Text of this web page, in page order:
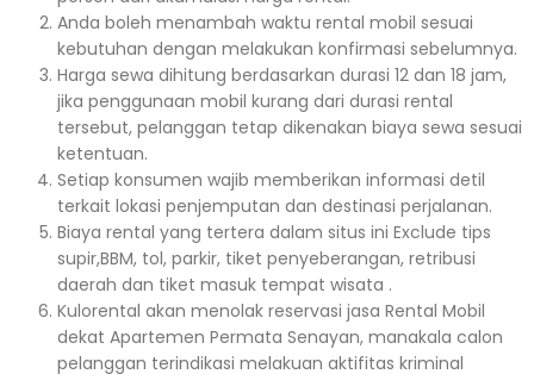
Anda boleh menambah waktu rental mobil sesuai
kebutuhan dengan melakukan konfirmasi sebelumnya.
Harga sewa dihitung berdasarkan durasi 12 dan 18 jam,
jika penggunaan mobil kurang dari durasi rental
tersebut, pelanggan tetap dikenakan biaya sewa sesuai
ketentuan.
Setiap konsumen wajib memberikan informasi detil
terkait lokasi penjemputan dan destinasi perjalanan.
Biaya rental yang tertera dalam situs ini Exclude tips
supir,BBM, tol, parkir, tiket penyeberangan, retribusi
daerah dan tiket masuk tempat wisata .
Kulorental akan menolak reservasi jasa Rental Mobil
dekat Apartemen Permata Senayan, manakala calon
pelanggan terindikasi melakuan aktifitas kriminal